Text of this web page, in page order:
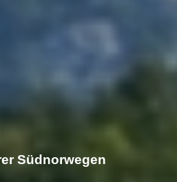
Südnorwegen